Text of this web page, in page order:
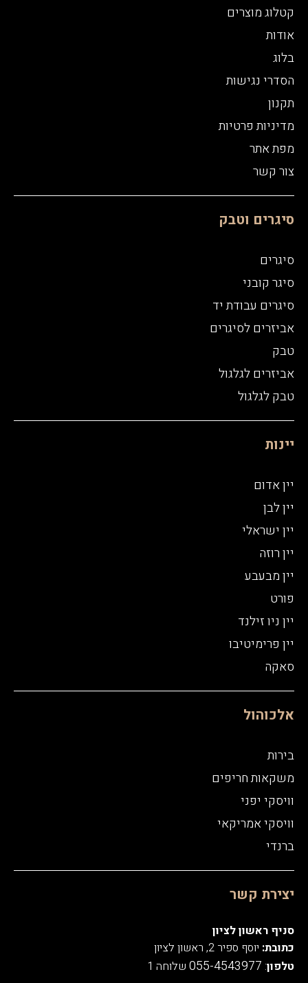
קטלוג מוצרים
אודות
בלוג
הסדרי נגישות
תקנון
מדיניות פרטיות
מפת אתר
צור קשר
סיגרים וטבק
סיגרים
סיגר קובני
סיגרים עבודת יד
אביזרים לסיגרים
טבק
אביזרים לגלגול
טבק לגלגול
יינות
יין אדום
יין לבן
יין ישראלי
יין רוזה
יין מבעבע
פורט
יין ניו זילנד
יין פרימיטיבו
סאקה
אלכוהול
בירות
משקאות חריפים
וויסקי יפני
וויסקי אמריקאי
ברנדי
יצירת קשר
סניף ראשון לציון
כתובת: יוסף ספיר 2, ראשון לציון
טלפון:
055-4543977 שלוחה 1